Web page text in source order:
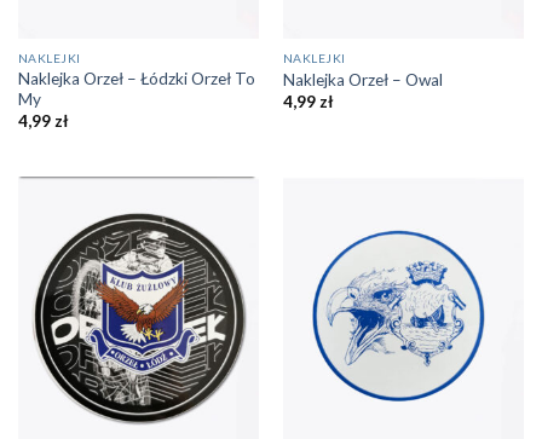
NAKLEJKI
Naklejka Orzeł – Łódzki Orzeł To
My
4,99zł
NAKLEJKI
Naklejka Orzeł – Owal
4,99 zł